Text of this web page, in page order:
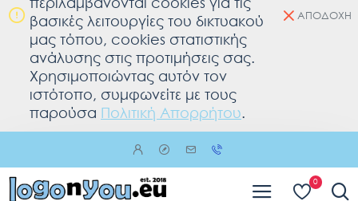
βασικές λειτουργίες του δικτυακού
μας τόπου, cookies στατιστικής
ανάλυσης στις προτιμήσεις σας.
Χρησιμοποιώντας αυτόν τον
ιστότοπο, συμφωνείτε με τους
παρούσα Πολιτική Απορρήτου.
ΑΠΟΔΟΧΗ
0